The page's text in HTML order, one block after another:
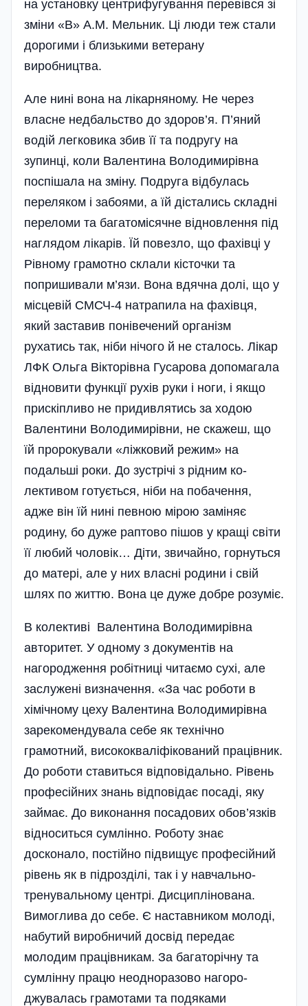
на установку центрифугування перевівся зі
зміни «В» А.М. Мельник. Ці люди теж стали
до­рогими і близькими ветерану
виробництва­.
Але нині вона на лікарняному. Не через
власне недбальство до здоров’я. П’яний
водій легковика збив її та подругу на
зупинці, коли Валентина Володимирівна
поспішала на зміну. Подруга відбулась
переляком і за­бо­ями, а їй дістались складні
пере­ломи­ та багатомісячне відновлення під
на­г­лядом лікарів. Їй повезло, що фахівці у
Рівному грамотно склали кісточки та
попришивали м’язи. Вона вдячна долі, що у
місцевій СМСЧ-4 на­трапила на фахівця,
який заставив по­нівечений організм
рухатись так, ніби ні­чого й не сталось. Лі­кар
ЛФК Ольга Вік­то­­рівна Гусарова допомагала
відновити функції рухів руки і но­ги, і якщо
прискіп­ливо не придивлятись за ходою
Валентини Володимирівни, не скажеш, що
їй пророкували «ліж­ко­вий ре­жим» на
подальші роки. До зустрічі з рідним ко­
лективом готується, ніби на побачення,
адже він їй нині певною мірою заміняє
родину, бо дуже рап­тово пішов у кращі світи
її любий чоловік… Діти, звичайно, горнуться
до матері, але у них власні родини і свій
шлях по життю. Вона це дуже добре розуміє.
В колективі Валентина Володимирівна
авторитет. У одному з документів на
нагородження робітниці читаємо сухі, але
заслужені визначення. «За час роботи в
хімічному цеху Валентина Володимирівна
зарекомендувала себе як технічно
грамотний, висококваліфі­кований працівник.
До робо­ти ставиться від­повідально. Рівень
професійних знань відповідає посаді, яку
займає­. До виконання посадових обов’язків
відноситься сумлінно. Роботу знає
досконало, постійно підвищує професійний
рівень як в підрозділі, так і у навчально-
тренувальному центрі. Дисциплінована.
Вимоглива до себе. Є наставником молоді,
набутий виробничий досвід передає
молодим працівникам. За багаторі­чну та
сумлінну працю неодноразово нагоро­
джувалась грамотами та подяками